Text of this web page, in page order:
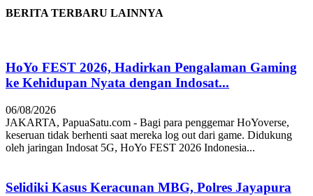
BERITA TERBARU LAINNYA
HoYo FEST 2026, Hadirkan Pengalaman Gaming
ke Kehidupan Nyata dengan Indosat...
06/08/2026
JAKARTA, PapuaSatu.com - Bagi para penggemar HoYoverse,
keseruan tidak berhenti saat mereka log out dari game. Didukung
oleh jaringan Indosat 5G, HoYo FEST 2026 Indonesia...
Selidiki Kasus Keracunan MBG, Polres Jayapura